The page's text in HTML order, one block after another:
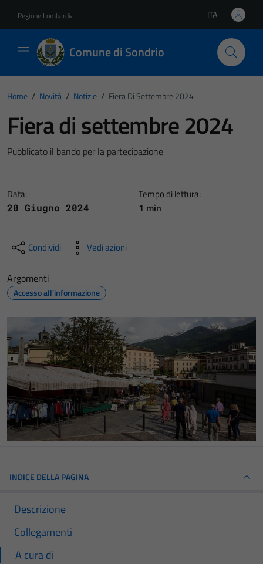
Regione Lombardia Lingua attiva:
ITA
Comune di Sondrio
Home / Novità / Notizie / Fiera Di Settembre 2024
Fiera di settembre 2024
Pubblicato il bando per la partecipazione
Data:
20 Giugno 2024
Tempo di lettura:
1 min
Condividi Vedi azioni
Argomenti
Accesso all'informazione
INDICE DELLA PAGINA
Descrizione
Collegamenti
A cura di